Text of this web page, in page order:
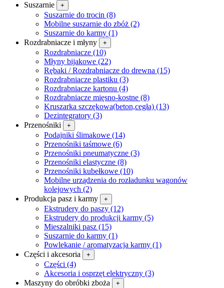
Suszarnie
+
Suszarnie do trocin (8)
Mobilne suszarnie do zbóż (2)
Suszarnie do karmy (1)
Rozdrabniacze i młyny
+
Rozdrabniacze (10)
Młyny bijakowe (22)
Rębaki / Rozdrabniacze do drewna (15)
Rozdrabniacze plastiku (3)
Rozdrabniacze kartonu (4)
Rozdrabniacze mięsno-kostne (8)
Kruszarka szczękowa(beton,cegła) (13)
Dezintegra­tory (3)
Przenośniki
+
Podajniki ślimakowe (14)
Przenośniki taśmowe (6)
Przenośniki pneumatyczne (3)
Przenośniki elastyczne (8)
Przenośniki kubełkowe (10)
Mobilne urządzenia do rozładunku wagonów
kolejowych (2)
Produkcja pasz i karmy
+
Ekstrudery do paszy (12)
Ekstrudery do produkcji karmy (5)
Mieszalniki pasz (15)
Suszarnie do karmy (1)
Powlekanie / aromatyzacja karmy (1)
Części i akcesoria
+
Części (4)
Akcesoria i osprzęt elektryczny (3)
Maszyny do obróbki zboża
+